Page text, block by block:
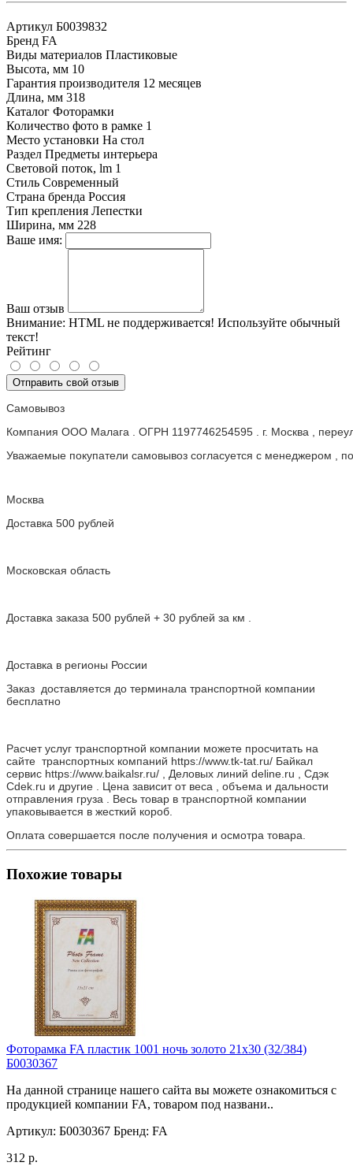
Артикул Б0039832
Бренд FA
Виды материалов Пластиковые
Высота, мм 10
Гарантия производителя 12 месяцев
Длина, мм 318
Каталог Фоторамки
Количество фото в рамке 1
Место установки На стол
Раздел Предметы интерьера
Световой поток, lm 1
Стиль Современный
Страна бренда Россия
Тип крепления Лепестки
Ширина, мм 228
Ваше имя:
Ваш отзыв
Внимание: HTML не поддерживается! Используйте обычный
текст!
Рейтинг
Отправить свой отзыв
Самовывоз
Компания ООО Малага . ОГРН 1197746254595 . г. Москва ,
Уважаемые покупатели самовывоз согласуется с менеджером ,
Москва
Доставка 500 рублей
Московская область
Доставка заказа 500 рублей + 30 рублей за км .
Доставка в регионы России
Заказ доставляется до терминала транспортной компании
бесплатно
Расчет услуг транспортной компании можете просчитать на
сайте транспортных компаний https://www.tk-tat.ru/ Байкал
сервис https://www.baikalsr.ru/ , Деловых линий deline.ru , Сдэк
Cdek.ru и другие . Цена зависит от веса , объема и дальности
отправления груза . Весь товар в транспортной компании
упаковывается в жесткий короб.
Оплата совершается после получения и осмотра товара.
Похожие товары
Фоторамка FA пластик 1001 ночь золото 21х30 (32/384)
Б0030367
На данной странице нашего сайта вы можете ознакомиться с
продукцией компании FA, товаром под названи..
Артикул: Б0030367 Бренд: FA
312 р.